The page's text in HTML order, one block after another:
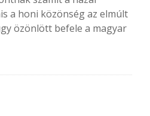
a honi közönség az elmúlt
özönlött befele a magyar